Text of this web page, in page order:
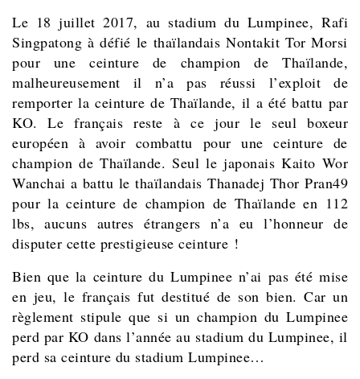
Le 18 juillet 2017, au stadium du Lumpinee, Rafi
Singpatong à défié le thaïlandais Nontakit Tor Morsi
pour une ceinture de champion de Thaïlande,
malheureusement il n’a pas réussi l’exploit de
remporter la ceinture de Thaïlande, il a été battu par
KO. Le français reste à ce jour le seul boxeur
européen à avoir combattu pour une ceinture de
champion de Thaïlande. Seul le japonais Kaito Wor
Wanchai a battu le thaïlandais Thanadej Thor Pran49
pour la ceinture de champion de Thaïlande en 112
lbs, aucuns autres étrangers n’a eu l’honneur de
disputer cette prestigieuse ceinture !
Bien que la ceinture du Lumpinee n’ai pas été mise
en jeu, le français fut destitué de son bien. Car un
règlement stipule que si un champion du Lumpinee
perd par KO dans l’année au stadium du Lumpinee, il
perd sa ceinture du stadium Lumpinee…